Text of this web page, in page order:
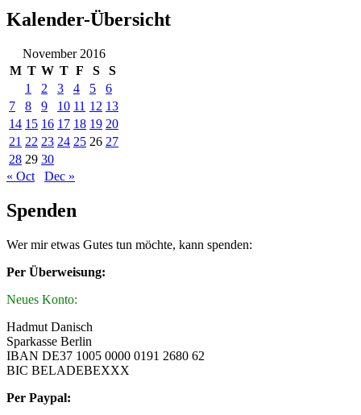
Kalender-Übersicht
November 2016
M T W T F S
S
1
2 3 4 5
6
7
8 9 10 11 12 13
14 15 16 17 18 19 20
21 22 23 24 25 26 27
28 29 30
« Oct
Dec »
Spenden
Wer mir etwas Gutes tun möchte, kann spenden:
Per Überweisung:
Neues Konto:
Hadmut Danisch
Sparkasse Berlin
IBAN DE37 1005 0000 0191 2680 62
BIC BELADEBEXXX
Per Paypal: